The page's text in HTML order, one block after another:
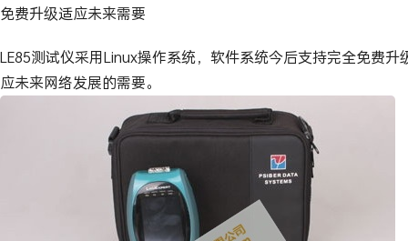
免费升级适应未来需要
LE85测试仪采用Linux操作系统，软件系统今后支持完全免费升
应未来网络发展的需要。